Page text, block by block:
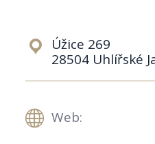
Úžice 269
28504 Uhlířské
Web: